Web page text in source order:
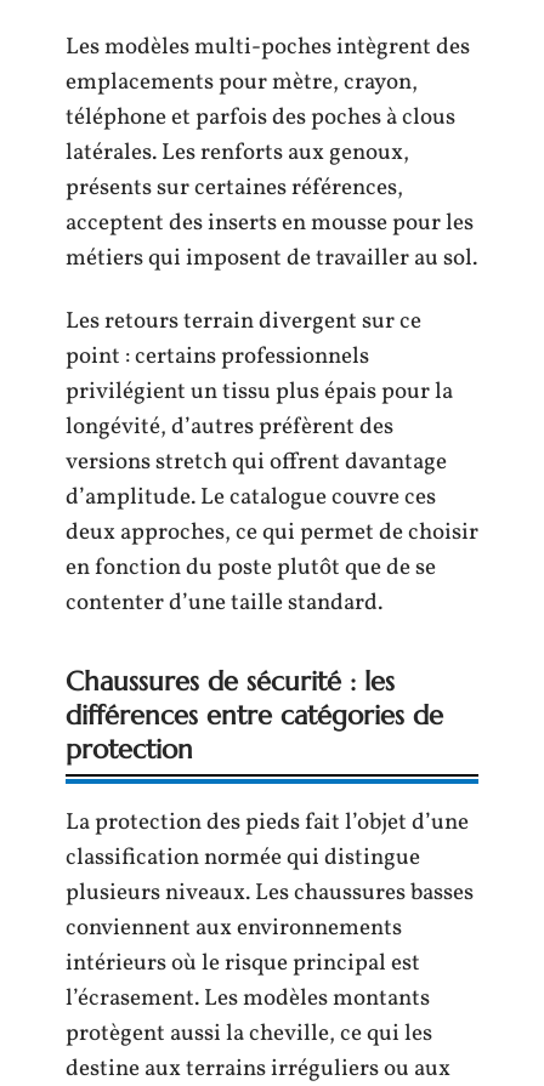
Les modèles multi-poches intègrent des
emplacements pour mètre, crayon,
téléphone et parfois des poches à clous
latérales. Les renforts aux genoux,
présents sur certaines références,
acceptent des inserts en mousse pour les
métiers qui imposent de travailler au sol.
Les retours terrain divergent sur ce
point : certains professionnels
privilégient un tissu plus épais pour la
longévité, d’autres préfèrent des
versions stretch qui offrent davantage
d’amplitude. Le catalogue couvre ces
deux approches, ce qui permet de choisir
en fonction du poste plutôt que de se
contenter d’une taille standard.
Chaussures de sécurité : les
différences entre catégories de
protection
La protection des pieds fait l’objet d’une
classification normée qui distingue
plusieurs niveaux. Les chaussures basses
conviennent aux environnements
intérieurs où le risque principal est
l’écrasement. Les modèles montants
protègent aussi la cheville, ce qui les
destine aux terrains irréguliers ou aux